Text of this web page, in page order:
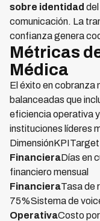
sobre identidad
comunicación. La
confianza genera
Métricas
Médica
El éxito en cobranza
balanceadas que
eficiencia operativa
instituciones líderes
FinancieraDías en
financiero mensual
FinancieraTasa de
75%Sistema de
OperativaCosto